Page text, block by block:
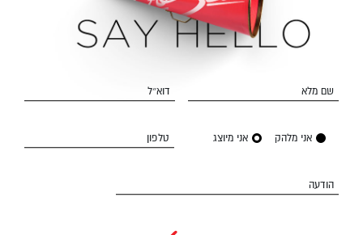
שם מלא דוא״ל
אני מלהק אני מיוצג טלפון
הודעה